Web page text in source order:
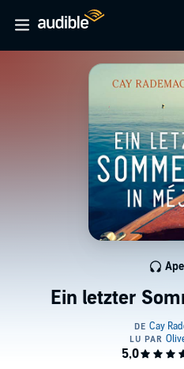
Ein letzter